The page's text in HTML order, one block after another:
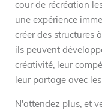
cour de récréation
une expérience
créer des structures
ils peuvent
créativité, leur
leur partage avec
N'attendez plus, et